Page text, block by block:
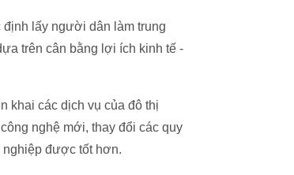
lấy người dân làm trung
trên cân bằng lợi ích kinh tế -
khai các dịch vụ của đô thị
nghệ mới, thay đổi các quy
được tốt hơn.